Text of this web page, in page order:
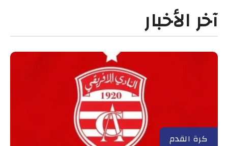
آخر الأخبار
كرة القدم